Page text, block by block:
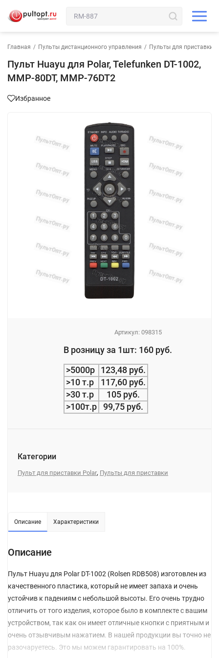
Главная / Пульты дистанционного управления / Пульты для приставки
Пульт Huayu для Polar, Telefunken DT-1002,
MMP-80DT, MMP-76DT2
Избранное
Артикул: 098315
В розницу за 1шт: 160 руб.
>5000р
123,48 руб.
>10 т.р
117,60 руб.
>30 т.р
105 руб.
>100т.р
99,75 руб.
Категории
Пульт для приставки Polar, Пульты для приставки
Описание Характеристики
Описание
Пульт Huayu для Polar DT-1002 (Rolsen RDB508) изготовлен из
качественного пластика, который не имеет запаха и очень
устойчив к падениям с небольшой высоты. Его очень трудно
отличить от того изделия, которое было в комплекте с вашим
устройством, так как он имеет отличные кнопки с приятным и
очень отзывчивым нажатием. В нашей продукции вы точно не
разочаруетесь. Это мы можем гарантировать на 100%.